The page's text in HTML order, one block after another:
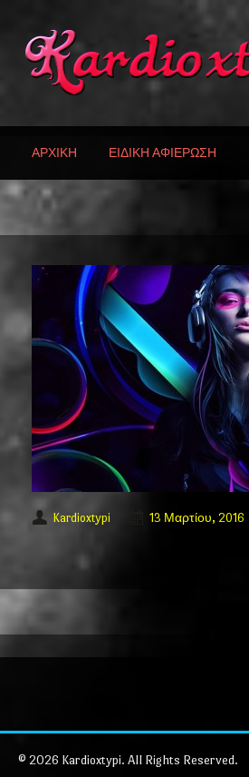
ΑΡΧΙΚΗ ΕΙΔΙΚΗ ΑΦΙΕΡΩΣΗ
Kardioxtypi 13 Μαρτίου, 2016
© 2026 Kardioxtypi. All Rights Reserved.